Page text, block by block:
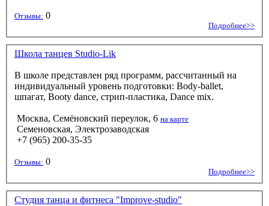
Отзывы: 0
Подробнее>>
Школа танцев Studio-Lik
В школе представлен ряд программ, рассчитанный на
индивидуальный уровень подготовки: Body-ballet,
шпагат, Booty dance, стрип-пластика, Dance mix.
Москва, Семёновский переулок, 6 на карте
Семеновская, Электрозаводская
+7 (965) 200-35-35
Отзывы: 0
Подробнее>>
Студия танца и фитнеса "Improve-studio"